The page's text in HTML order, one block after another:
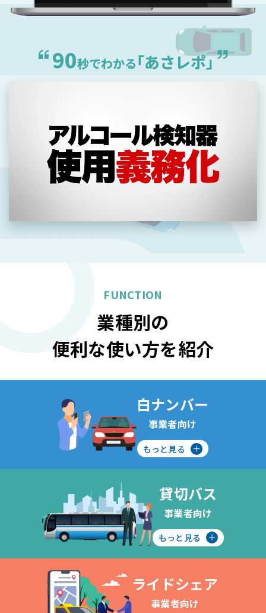
90秒でわかる｢あさレポ｣
FUNCTION
業種別の
便利な使い方を紹介
白ナンバー
事業者向け
もっと見る
貸切バス
事業者向け
もっと見る
ライドシェア
事業者向け